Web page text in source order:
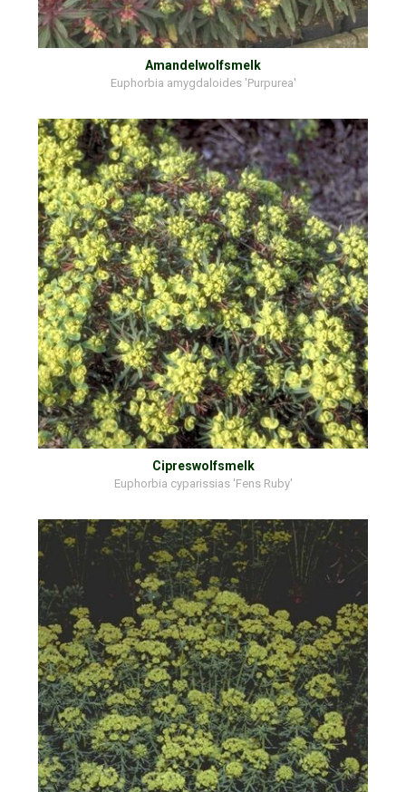
Amandelwolfsmelk
Euphorbia amygdaloides 'Purpurea'
Cipreswolfsmelk
Euphorbia cyparissias 'Fens Ruby'